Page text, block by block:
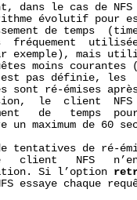
dans le cas de
évolutif pour
de temps
fréquement
exemple), mais
moins courantes
pas définie, les
sont ré-émises
le  client
de   temps
un maximum de 60
tentatives de ré-
client   NFS
Si l’option
essaye chaque